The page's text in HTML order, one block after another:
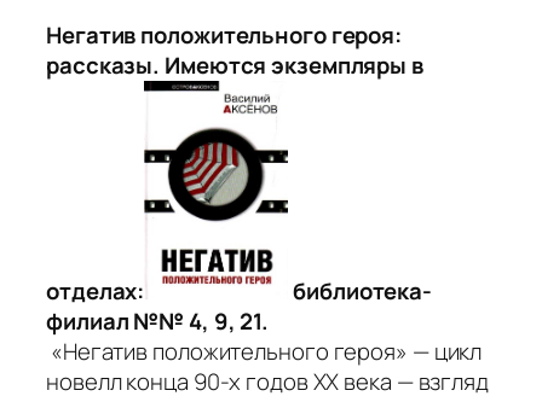
Негатив положительного героя:
рассказы. Имеются экземпляры в
отделах:
библиотека-
филиал №№ 4, 9, 21.
«Негатив положительного героя» — цикл
новелл конца 90-х годов XX века — взгляд